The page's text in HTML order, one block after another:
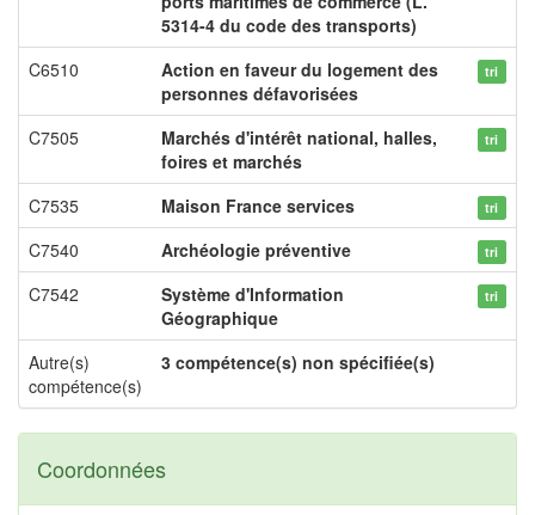
5314-4 du code des transports)
C6510
Action en faveur du logement des
personnes défavorisées
tri
C7505
Marchés d'intérêt national, halles,
foires et marchés
tri
C7535 Maison France services tri
C7540 Archéologie préventive tri
C7542
Système d'Information
Géographique
tri
Autre(s)
compétence(s)
3 compétence(s) non spécifiée(s)
Coordonnées